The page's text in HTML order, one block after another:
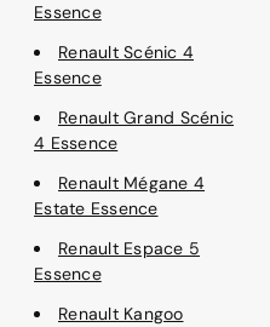
Essence
Renault Scénic 4
Essence
Renault Grand Scénic
4 Essence
Renault Mégane 4
Estate Essence
Renault Espace 5
Essence
Renault Kangoo